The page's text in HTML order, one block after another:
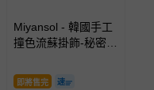
Miyansol - 韓國手工
撞色流蘇掛飾-秘密好
即將售完